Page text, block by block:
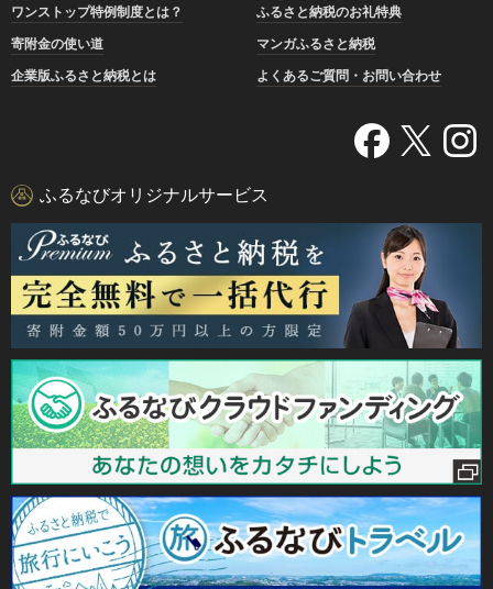
ワンストップ特例制度とは？
ふるさと納税のお礼特典
寄附金の使い道
マンガふるさと納税
企業版ふるさと納税とは
よくあるご質問・お問い合わせ
ふるなびオリジナルサービス